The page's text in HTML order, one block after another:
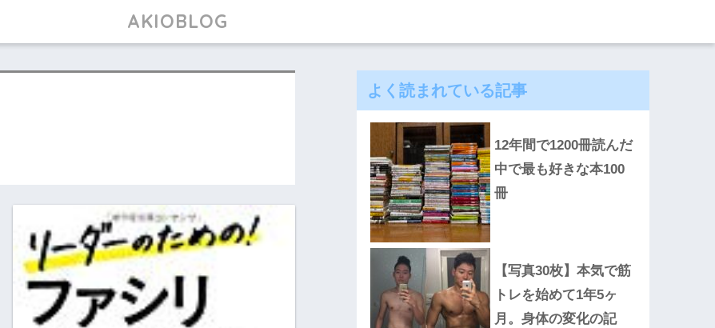
AKIOBLOG
よく読まれている記事
12年間で1200冊読んだ
中で最も好きな本100
冊
【写真30枚】本気で筋
トレを始めて1年5ヶ
月。身体の変化の記